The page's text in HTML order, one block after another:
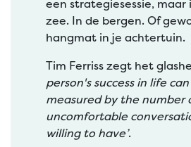
een strategiesessie, maar
zee. In de bergen. Of
hangmat in je achtertuin.
Tim Ferriss zegt het
person's success in life
measured by the number
uncomfortable
willing to have’.